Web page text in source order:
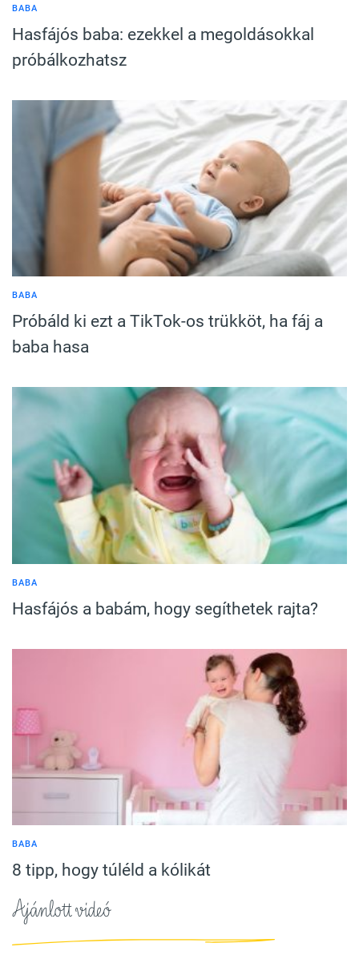
BABA
Hasfájós baba: ezekkel a megoldásokkal
próbálkozhatsz
BABA
Próbáld ki ezt a TikTok-os trükköt, ha fáj a
baba hasa
BABA
Hasfájós a babám, hogy segíthetek rajta?
BABA
8 tipp, hogy túléld a kólikát
Ajánlott videó